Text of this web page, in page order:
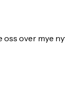
oss over mye